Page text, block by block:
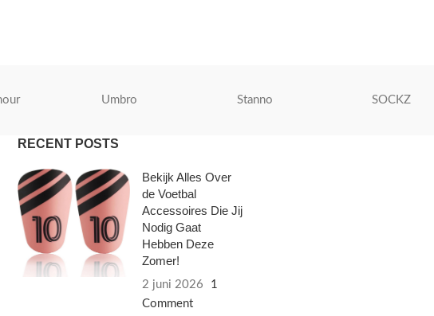
Umbro Stanno SOCKZ
RECENT POSTS
Bekijk Alles Over
de Voetbal
Accessoires Die Jij
Nodig Gaat
Hebben Deze
Zomer!
2 juni 2026
1
Comment